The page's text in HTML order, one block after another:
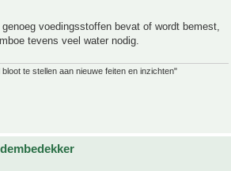
voedingsstoffen bevat of wordt bemest,
tevens veel water nodig.
te stellen aan nieuwe feiten en inzichten"